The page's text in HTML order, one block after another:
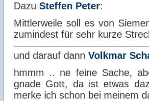
Dazu Steffen Peter:
Mittlerweile soll es von
zumindest für sehr kurze
und darauf dann Volkmar
hmmm .. ne feine Sache,
gnade Gott, da ist etwas
merke ich schon bei meinem